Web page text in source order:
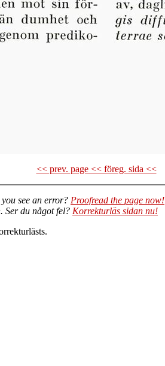
<< prev. page << föreg. sida <<
see an error? Proofread the page now!
Ser du något fel? Korrekturläs sidan nu!